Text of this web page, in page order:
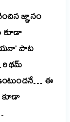
జ్ఞానం
కూడా
పాట
రిథమ్
ఈ
కూడా